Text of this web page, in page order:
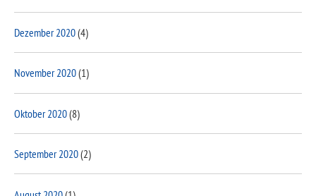
Dezember 2020(4)
November 2020(1)
Oktober 2020(8)
September 2020(2)